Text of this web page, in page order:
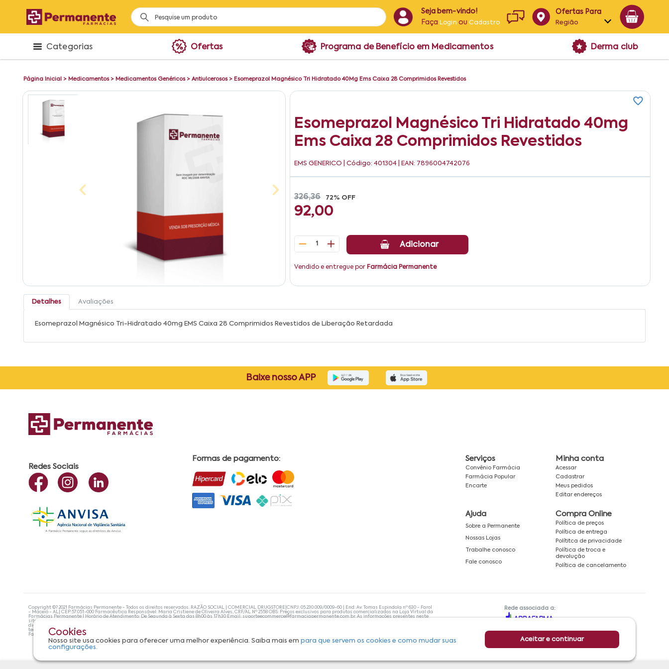
Seja bem-vindo!
Faça Login ouCadastro
Ofertas Para
Região
Alagoas
Categorias Ofertas Programa de Benefício em Medicamentos Derma club
Página Inicial > Medicamentos> Medicamentos Genéricos> Antiulcerosos> Esomeprazol Magnésico Tri Hidratado 40Mg Ems Caixa 28 Comprimidos Revestidos
Esomeprazol Magnésico Tri Hidratado 40mg
Ems Caixa 28 Comprimidos Revestidos
EMS GENERICO | Código: 401304 | EAN: 7896004742076
326,36 72% OFF
92,00
1 Adicionar
Vendido e entregue por Farmácia Permanente
Detalhes Avaliações
Esomeprazol Magnésico Tri-Hidratado 40mg EMS Caixa 28 Comprimidos Revestidos de Liberação Retardada
Cookies
Nosso site usa cookies para oferecer uma melhor experiência. Saiba mais empara que servem os cookies e como mudar suas
configurações.
Aceitar e continuar
Baixe nosso APP
Redes Sociais
Formas de pagamento: Serviços
Convênio Farmácia
Farmácia Popular
Encarte
Minha conta
Acessar
Cadastrar
Meus pedidos
Editar endereços
Ajuda
Sobre a Permanente
Nossas Lojas
Trabalhe conosco
Fale conosco
Compra Online
Política de preços
Política de entrega
Polítitca de privacidade
Política de troca e
devolução
Política de cancelamento
Copyright ©? 2021 Farmácias Permanente - Todos os direitos reservados. RAZÃO SOCIAL | COMERCIAL DRUGSTORE|CNPJ: 05.230.009/0009-60 | End: Av. Tomas Espindola nº 630 - Farol
- Maceió - AL| CEP:57.051-000 Farmacêutica Responsável: Maria Cristiene de Oliveira Alves, CRF/AL Nº 2558 OBS: Preços exclusivos para produtos comercializados na Loja Virtual da
Farmácias Permanente | Horário de Atendimento: De Segunda à Sexta das 8h00 às 17h30 Email: suporteecommerce@farmaciapermanente.com.br. As informações presentes neste
site não devem ser utilizadas para automedicação e, de forma alguma, substituem as orientações de um profissional da área médica. Apenas o médico está capacitado para
diagnosticar problemas de saúde e prescrever o tratamento adequado. Se os sintomas persistirem, um médico deve ser consultado. A Farmácia Permanente trabalha com as
tecnologias mais avançadas de proteção de dados, para que você possa realizar suas compras com tranquilidade. A privacidade e a segurança dos clientes são compromissos da
Farmácias Permanente. Todos os pedidos efetuados estão sujeitos à confirmação da disponibilidade de produto em nosso estoque.
Rede associada a: